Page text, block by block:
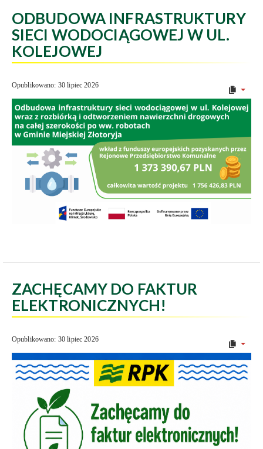
ODBUDOWA INFRASTRUKTURY
SIECI WODOCIĄGOWEJ W UL.
KOLEJOWEJ
Opublikowano: 30 lipiec 2026
ZACHĘCAMY DO FAKTUR
ELEKTRONICZNYCH!
Opublikowano: 30 lipiec 2026